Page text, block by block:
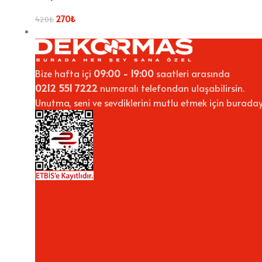
420₺ 270₺
Bize hafta içi 09:00 - 19:00 saatleri arasında
0212 551 7222 numaralı telefondan ulaşabilirsin.
Unutma, seni ve sevdiklerini mutlu etmek için